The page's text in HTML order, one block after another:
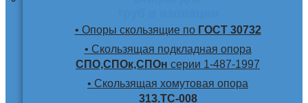
• Опоры скользящие по ГОСТ 30732
• Скользящая подкладная опора
СПО,СПОк,СПОн серии 1-487-1997
• Скользящая хомутовая опора
313.ТС-008